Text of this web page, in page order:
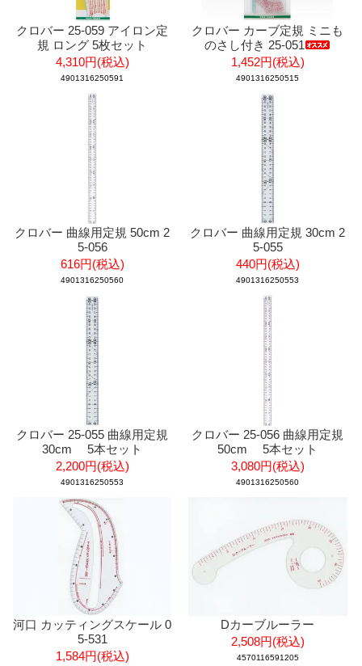
クロバー 25-059 アイロン定
規 ロング 5枚セット
4,310円(税込)
4901316250591
クロバー カーブ定規 ミニも
のさし付き 25-051
1,452円(税込)
4901316250515
クロバー 曲線用定規 50cm 2
5-056
616円(税込)
4901316250560
クロバー 曲線用定規 30cm 2
5-055
440円(税込)
4901316250553
クロバー 25-055 曲線用定規
30cm 5本セット
2,200円(税込)
4901316250553
クロバー 25-056 曲線用定規
50cm 5本セット
3,080円(税込)
4901316250560
河口 カッティングスケール 0
5-531
1,584円(税込)
Dカーブルーラー
2,508円(税込)
4570116591205